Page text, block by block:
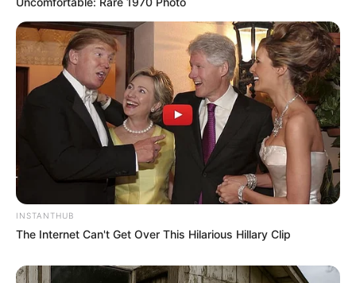
INSTANTHUB
The Internet Can't Get Over This Hilarious Hillary Clip